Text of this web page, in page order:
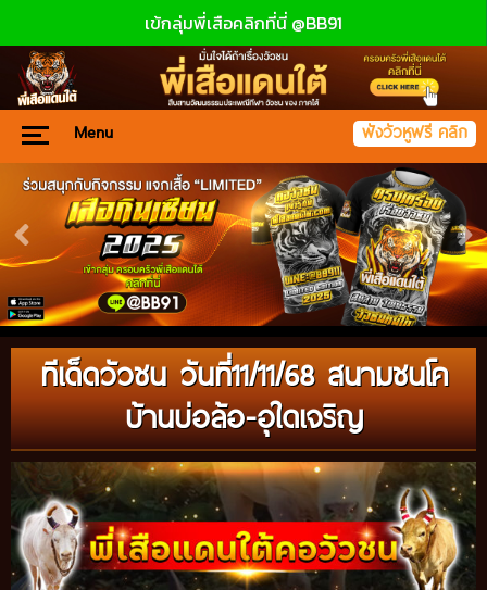
เข้กลุ่มพี่เสือคลิกที่นี่ @BB91
Menu ฟังวัวหูฟรี คลิก
ทีเด็ดวัวชน วันที่11/11/68 สนามชนโค
บ้านบ่อล้อ-อุใดเจริญ